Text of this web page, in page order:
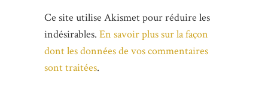
Ce site utilise Akismet pour réduire les
indésirables. En savoir plus sur la façon
dont les données de vos commentaires
sont traitées.